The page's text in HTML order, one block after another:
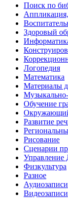
Поиск по
Здоровый
Логопедия
Математика
Материалы
Музыкально-
Обучение
Развитие
Рисование
Сценарии
Физкультура
Разное
Аудиозаписи
Видеозаписи